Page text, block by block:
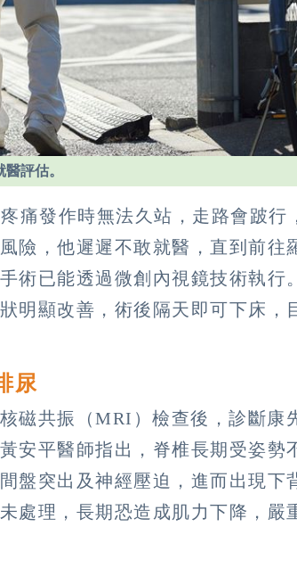
評估。
痛發作時無法久站，走路會跛行
險，他遲遲不敢就醫，直到前往
術已能透過微創內視鏡技術執行
明顯改善，術後隔天即可下床，
尿
磁共振（MRI）檢查後，診斷康
安平醫師指出，脊椎長期受姿勢
盤突出及神經壓迫，進而出現下
處理，長期恐造成肌力下降，嚴